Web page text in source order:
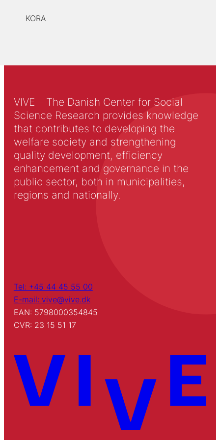
KORA
VIVE – The Danish Center for Social
Science Research provides knowledge
that contributes to developing the
welfare society and strengthening
quality development, efficiency
enhancement and governance in the
public sector, both in municipalities,
regions and nationally.
Tel: +45 44 45 55 00
E-mail: vive@vive.dk
EAN: 5798000354845
CVR: 23 15 51 17